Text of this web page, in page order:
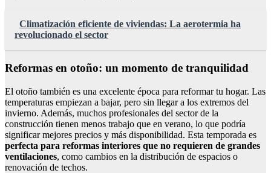
Climatización eficiente de viviendas: La aerotermia ha
revolucionado el sector
Reformas en otoño: un momento de tranquilidad
El otoño también es una excelente época para reformar tu hogar. Las
temperaturas empiezan a bajar, pero sin llegar a los extremos del
invierno. Además, muchos profesionales del sector de la
construcción tienen menos trabajo que en verano, lo que podría
significar mejores precios y más disponibilidad. Esta temporada es
perfecta para reformas interiores que no requieren de grandes
ventilaciones, como cambios en la distribución de espacios o
renovación de techos.